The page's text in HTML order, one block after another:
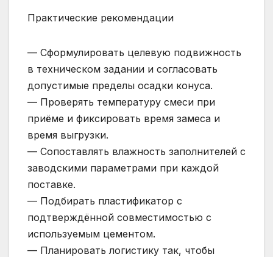
Практические рекомендации
— Сформулировать целевую подвижность
в техническом задании и согласовать
допустимые пределы осадки конуса.
— Проверять температуру смеси при
приёме и фиксировать время замеса и
время выгрузки.
— Сопоставлять влажность заполнителей с
заводскими параметрами при каждой
поставке.
— Подбирать пластификатор с
подтверждённой совместимостью с
используемым цементом.
— Планировать логистику так, чтобы